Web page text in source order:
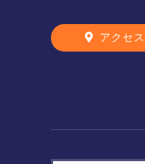
アクセス